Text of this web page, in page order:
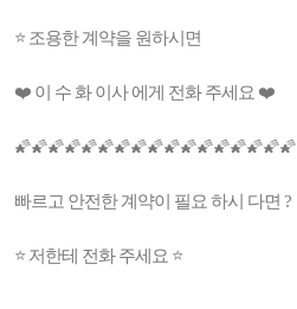
⭐ 조용한 계약을 원하시면
❤️ 이 수 화 이사 에게 전화 주세요 ❤️
🌠🌠🌠🌠🌠🌠🌠🌠🌠🌠🌠🌠🌠🌠🌠🌠🌠
빠르고 안전한 계약이 필요 하시 다면 ?
⭐️ 저한테 전화 주세요 ⭐️